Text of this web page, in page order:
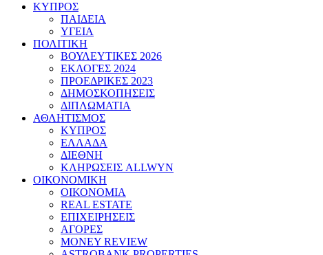
ΚΥΠΡΟΣ
ΠΑΙΔΕΙΑ
ΥΓΕΙΑ
ΠΟΛΙΤΙΚΗ
ΒΟΥΛΕΥΤΙΚΕΣ 2026
ΕΚΛΟΓΕΣ 2024
ΠΡΟΕΔΡΙΚΕΣ 2023
ΔΗΜΟΣΚΟΠΗΣΕΙΣ
ΔΙΠΛΩΜΑΤΙΑ
ΑΘΛΗΤΙΣΜΟΣ
ΚΥΠΡΟΣ
ΕΛΛΑΔΑ
ΔΙΕΘΝΗ
ΚΛΗΡΩΣΕΙΣ ALLWYN
ΟΙΚΟΝΟΜΙΚΗ
ΟΙΚΟΝΟΜΙΑ
REAL ESTATE
ΕΠΙΧΕΙΡΗΣΕΙΣ
ΑΓΟΡΕΣ
MONEY REVIEW